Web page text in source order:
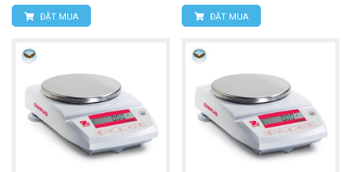
ĐẶT MUA ĐẶT MUA